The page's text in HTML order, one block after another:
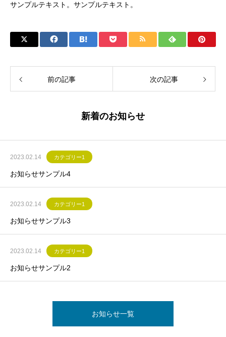
サンプルテキスト。サンプルテキスト。
前の記事 次の記事
新着のお知らせ
2023.02.14 カテゴリー1
お知らせサンプル4
2023.02.14 カテゴリー1
お知らせサンプル3
2023.02.14 カテゴリー1
お知らせサンプル2
お知らせ一覧